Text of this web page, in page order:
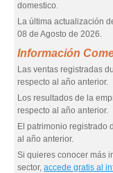
domestico.
La última actualización
08 de Agosto de 2026.
Información
Las ventas registradas
respecto al año anterior.
Los resultados de la
respecto al año anterior.
El patrimonio registrado
al año anterior.
Si quieres conocer más
sector, accede gratis al